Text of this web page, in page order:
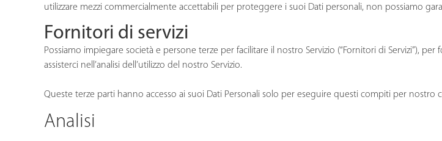
utilizzare mezzi commercialmente accettabili per proteggere i suoi Dati personali, non possiamo
Fornitori di servizi
Possiamo impiegare società e persone terze per facilitare il nostro Servizio (“Fornitori di Servizi”),
assisterci nell’analisi dell’utilizzo del nostro Servizio.
Queste terze parti hanno accesso ai suoi Dati Personali solo per eseguire questi compiti per
Analisi